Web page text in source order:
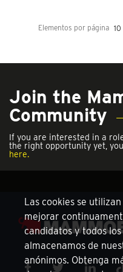
Elementos por página 10
Join the
Community
If you are interested in a
the right opportunity yet,
here.
Las cookies se
mejorar
candidatos y todos
almacenamos de
anónimos. Obtenga